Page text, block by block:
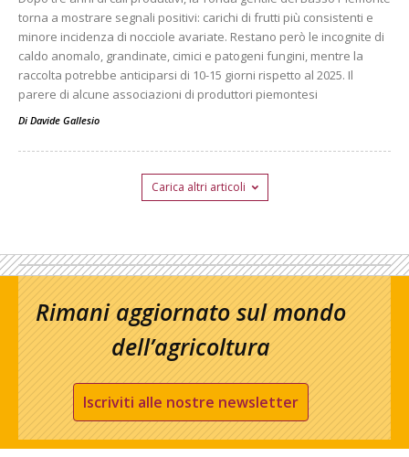
torna a mostrare segnali positivi: carichi di frutti più consistenti e
minore incidenza di nocciole avariate. Restano però le incognite di
caldo anomalo, grandinate, cimici e patogeni fungini, mentre la
raccolta potrebbe anticiparsi di 10-15 giorni rispetto al 2025. Il
parere di alcune associazioni di produttori piemontesi
Di Davide Gallesio
Carica altri articoli
Rimani aggiornato sul mondo
dell’agricoltura
Iscriviti alle nostre newsletter